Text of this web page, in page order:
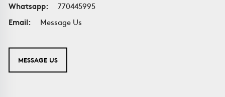
Whatsapp:
770445995
Email:
Message Us
MESSAGE US